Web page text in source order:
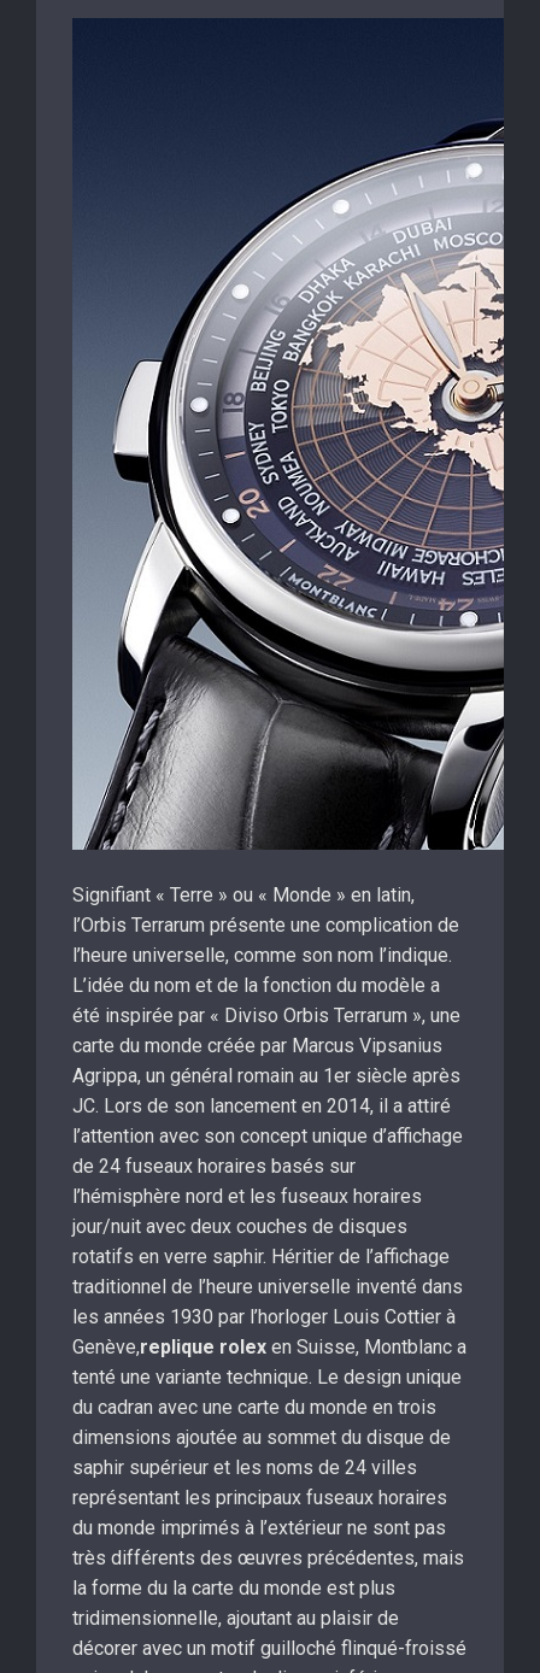
Signifiant « Terre » ou « Monde » en latin,
l’Orbis Terrarum présente une complication de
l’heure universelle, comme son nom l’indique.
L’idée du nom et de la fonction du modèle a
été inspirée par « Diviso Orbis Terrarum », une
carte du monde créée par Marcus Vipsanius
Agrippa, un général romain au 1er siècle après
JC. Lors de son lancement en 2014, il a attiré
l’attention avec son concept unique d’affichage
de 24 fuseaux horaires basés sur
l’hémisphère nord et les fuseaux horaires
jour/nuit avec deux couches de disques
rotatifs en verre saphir. Héritier de l’affichage
traditionnel de l’heure universelle inventé dans
les années 1930 par l’horloger Louis Cottier à
Genève,replique rolex en Suisse, Montblanc a
tenté une variante technique. Le design unique
du cadran avec une carte du monde en trois
dimensions ajoutée au sommet du disque de
saphir supérieur et les noms de 24 villes
représentant les principaux fuseaux horaires
du monde imprimés à l’extérieur ne sont pas
très différents des œuvres précédentes, mais
la forme du la carte du monde est plus
tridimensionnelle, ajoutant au plaisir de
décorer avec un motif guilloché flinqué-froissé